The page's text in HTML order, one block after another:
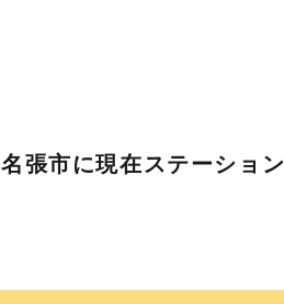
名張市に現在ステーショ